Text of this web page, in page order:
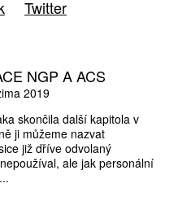
Twitter
NGP A ACS
2019
skončila další kapitola v
ji můžeme nazvat
již dříve odvolaný
ale jak personální